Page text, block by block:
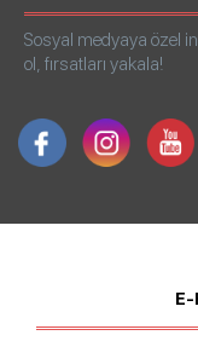
Sosyal medyaya özel
ol, fırsatları yakala!
E-